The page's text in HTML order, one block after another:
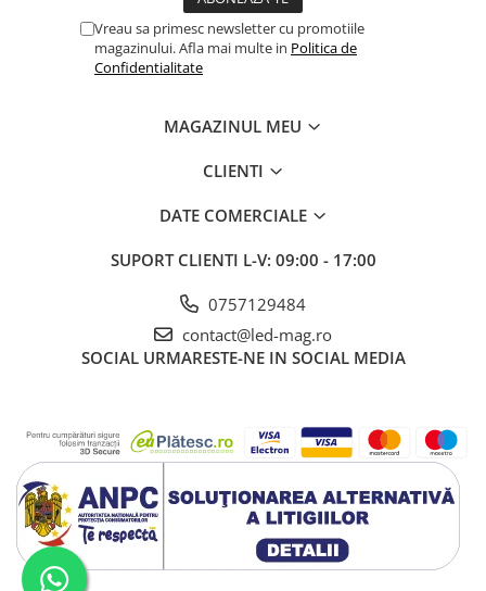
Vreau sa primesc newsletter cu promotiile
magazinului. Afla mai multe in Politica de
Confidentialitate
MAGAZINUL MEU
CLIENTI
DATE COMERCIALE
SUPORT CLIENTI L-V: 09:00 - 17:00
0757129484
contact@led-mag.ro
SOCIAL URMARESTE-NE IN SOCIAL MEDIA